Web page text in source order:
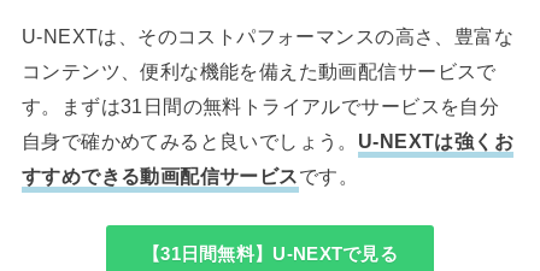
U-NEXTは、そのコストパフォーマンスの高さ、豊富な
コンテンツ、便利な機能を備えた動画配信サービスで
す。まずは31日間の無料トライアルでサービスを自分
自身で確かめてみると良いでしょう。 U-NEXTは強くお
すすめできる動画配信サービスです。
【31日間無料】U-NEXTで見る